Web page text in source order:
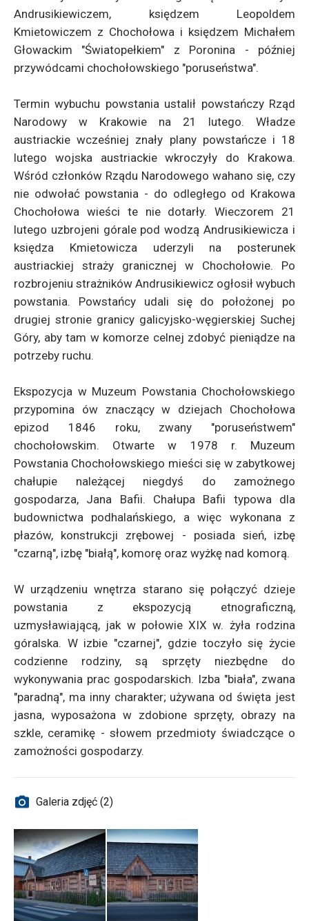
Andrusikiewiczem, księdzem Leopoldem
Kmietowiczem z Chochołowa i księdzem Michałem
Głowackim "Światopełkiem" z Poronina - później
przywódcami chochołowskiego "poruseństwa".
Termin wybuchu powstania ustalił powstańczy Rząd
Narodowy w Krakowie na 21 lutego. Władze
austriackie wcześniej znały plany powstańcze i 18
lutego wojska austriackie wkroczyły do Krakowa.
Wśród członków Rządu Narodowego wahano się, czy
nie odwołać powstania - do odległego od Krakowa
Chochołowa wieści te nie dotarły. Wieczorem 21
lutego uzbrojeni górale pod wodzą Andrusikiewicza i
księdza Kmietowicza uderzyli na posterunek
austriackiej straży granicznej w Chochołowie. Po
rozbrojeniu strażników Andrusikiewicz ogłosił wybuch
powstania. Powstańcy udali się do położonej po
drugiej stronie granicy galicyjsko-węgierskiej Suchej
Góry, aby tam w komorze celnej zdobyć pieniądze na
potrzeby ruchu.
Ekspozycja w Muzeum Powstania Chochołowskiego
przypomina ów znaczący w dziejach Chochołowa
epizod 1846 roku, zwany "poruseństwem"
chochołowskim. Otwarte w 1978 r. Muzeum
Powstania Chochołowskiego mieści się w zabytkowej
chałupie należącej niegdyś do zamożnego
gospodarza, Jana Bafii. Chałupa Bafii typowa dla
budownictwa podhalańskiego, a więc wykonana z
płazów, konstrukcji zrębowej - posiada sień, izbę
"czarną", izbę "białą", komorę oraz wyżkę nad komorą.
W urządzeniu wnętrza starano się połączyć dzieje
powstania z ekspozycją etnograficzną,
uzmysławiającą, jak w połowie XIX w. żyła rodzina
góralska. W izbie "czarnej", gdzie toczyło się życie
codzienne rodziny, są sprzęty niezbędne do
wykonywania prac gospodarskich. Izba "biała", zwana
"paradną", ma inny charakter; używana od święta jest
jasna, wyposażona w zdobione sprzęty, obrazy na
szkle, ceramikę - słowem przedmioty świadczące o
zamożności gospodarzy.
Galeria zdjęć (2)